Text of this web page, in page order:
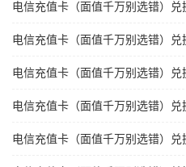
电信充值卡（面值千万别选错）兑
电信充值卡（面值千万别选错）兑
电信充值卡（面值千万别选错）兑
电信充值卡（面值千万别选错）
电信充值卡（面值千万别选错）兑